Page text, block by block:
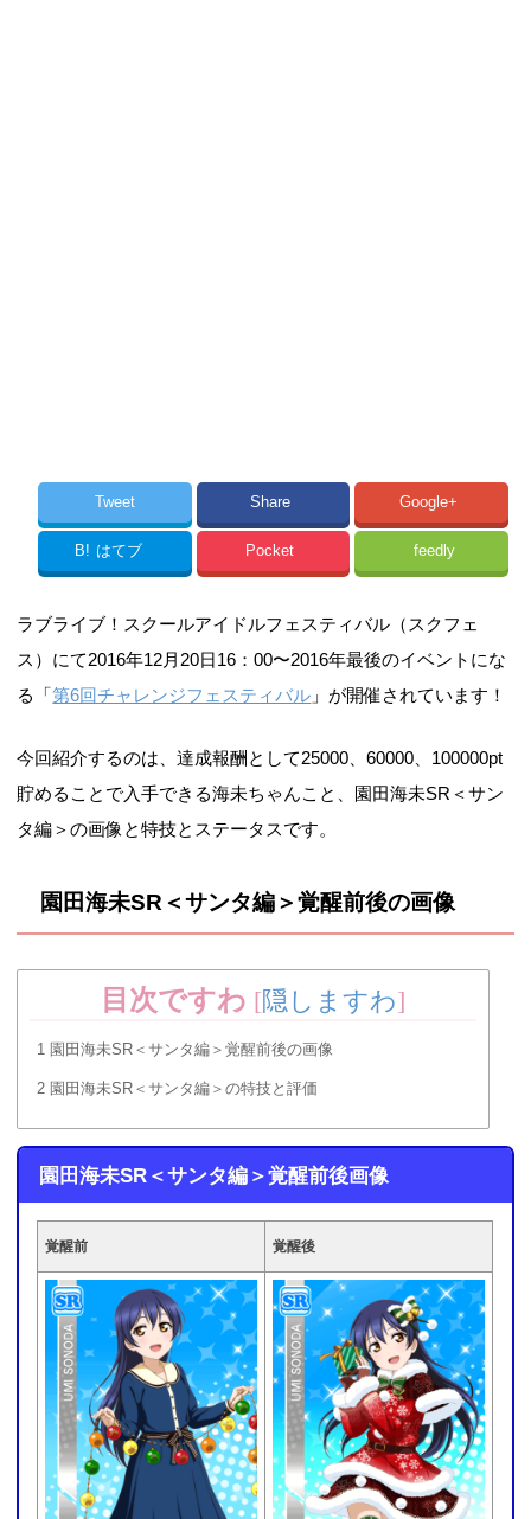
Tweet Share Google+
B! はてブ Pocket feedly
ラブライブ！スクールアイドルフェスティバル（スクフェ
ス）にて2016年12月20日16：00〜2016年最後のイベントにな
る「第6回チャレンジフェスティバル 」が開催されています！
今回紹介するのは、達成報酬として25000、60000、100000pt
貯めることで入手できる海未ちゃんこと、園田海未SR＜サン
タ編＞の画像と特技とステータスです。
園田海未SR＜サンタ編＞覚醒前後の画像
目次ですわ [隠しますわ]
1 園田海未SR＜サンタ編＞覚醒前後の画像
2 園田海未SR＜サンタ編＞の特技と評価
園田海未SR＜サンタ編＞覚醒前後画像
覚醒前 覚醒後